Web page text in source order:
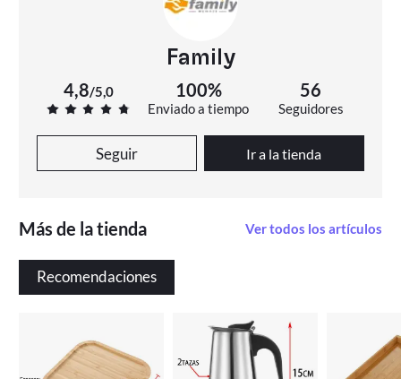
Family
4,8/5,0 100%
Enviado a tiempo
56
Seguidores
Seguir Ir a la tienda
Más de la tienda Ver todos los artículos
Recomendaciones